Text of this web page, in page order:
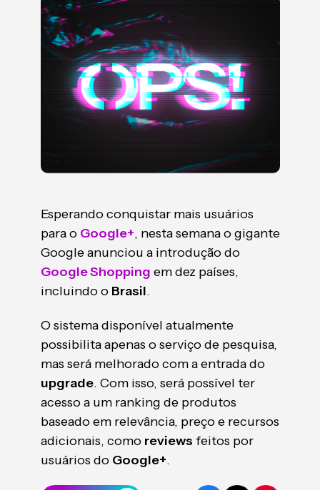
Esperando conquistar mais usuários
para o Google+, nesta semana o gigante
Google anunciou a introdução do
Google Shopping em dez países,
incluindo o Brasil.
O sistema disponível atualmente
possibilita apenas o serviço de pesquisa,
mas será melhorado com a entrada do
upgrade. Com isso, será possível ter
acesso a um ranking de produtos
baseado em relevância, preço e recursos
adicionais, como reviews feitos por
usuários do Google+.